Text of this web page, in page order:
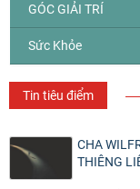
GÓC GIẢI TRÍ
Sức Khỏe
Tin tiêu điểm
CHA
THIÊNG